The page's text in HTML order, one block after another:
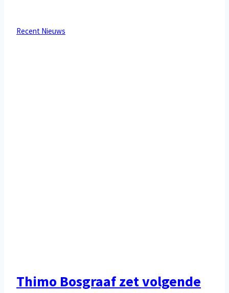
Recent Nieuws
Thimo Bosgraaf zet volgende